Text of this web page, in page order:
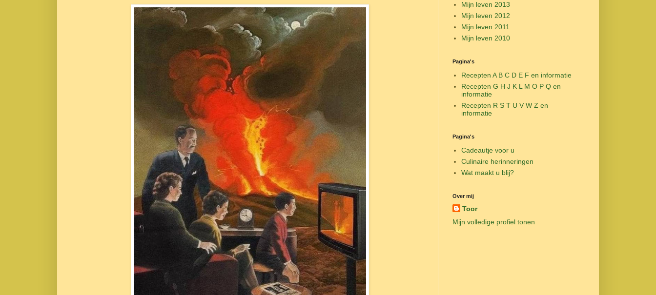
Mijn leven 2013
Mijn leven 2012
Mijn leven 2011
Mijn leven 2010
Pagina's
Recepten A B C D E F en informatie
Recepten G H J K L M O P Q en
informatie
Recepten R S T U V W Z en
informatie
Pagina's
Cadeautje voor u
Culinaire herinneringen
Wat maakt u blij?
Over mij
Toor
Mijn volledige profiel tonen